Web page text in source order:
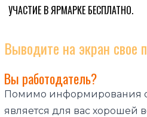
УЧАСТИЕ В ЯРМАРКЕ БЕСПЛАТНО.
Выводите на экран свое
Вы работодатель?
Помимо информирования о
является для вас хорошей